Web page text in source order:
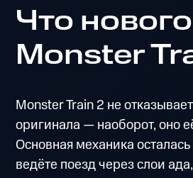
Что
Monster
Monster Train 2 не
оригинала — наоборот, оно
Основная механика
ведёте поезд через слои